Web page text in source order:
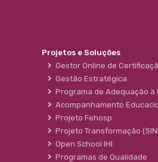
Projetos e Soluções
Gestor Online de
Gestão Estratégica
Programa de Adequação à
Acompanhamento
Projeto Fehosp
Projeto Transformação
Open School IHI
Programas de Qualidade